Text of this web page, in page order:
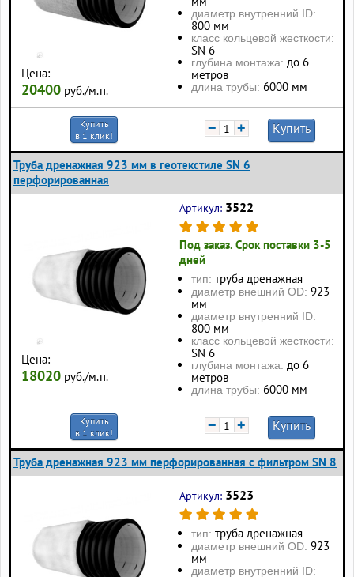
Цена:
20400 руб./м.п.
диаметр внутренний ID:
800 мм
класс кольцевой жесткости:
SN 6
глубина монтажа: до 6
метров
длина трубы: 6000 мм
Купить
в 1 клик!
− + Купить
Труба дренажная 923 мм в геотекстиле SN 6
перфорированная
Цена:
18020 руб./м.п.
Артикул: 3522
Под заказ. Срок поставки 3-5
дней
тип: труба дренажная
диаметр внешний OD: 923
мм
диаметр внутренний ID:
800 мм
класс кольцевой жесткости:
SN 6
глубина монтажа: до 6
метров
длина трубы: 6000 мм
Купить
в 1 клик!
− + Купить
Труба дренажная 923 мм перфорированная с фильтром SN 8
Артикул: 3523
тип: труба дренажная
диаметр внешний OD: 923
мм
диаметр внутренний ID: